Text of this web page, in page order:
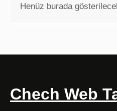
Henüz burada
Chech Web